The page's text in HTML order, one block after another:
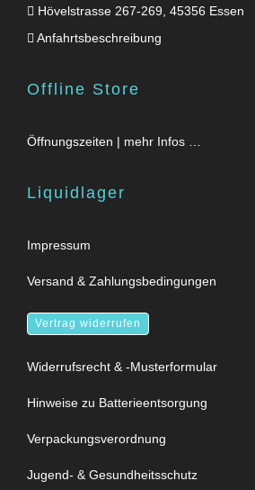
Hövelstrasse 267-269, 45356 Essen
Anfahrtsbeschreibung
Offline Store
Öffnungszeiten | mehr Infos …
Liquidlager
Impressum
Versand & Zahlungsbedingungen
Vertrag widerrufen
Widerrufsrecht & -Musterformular
Hinweise zu Batterieentsorgung
Verpackungsverordnung
Jugend- & Gesundheitsschutz